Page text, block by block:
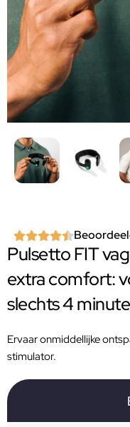
Pulsetto FIT
extra comfort:
slechts 4
Ervaar onmiddellijke
stimulator.